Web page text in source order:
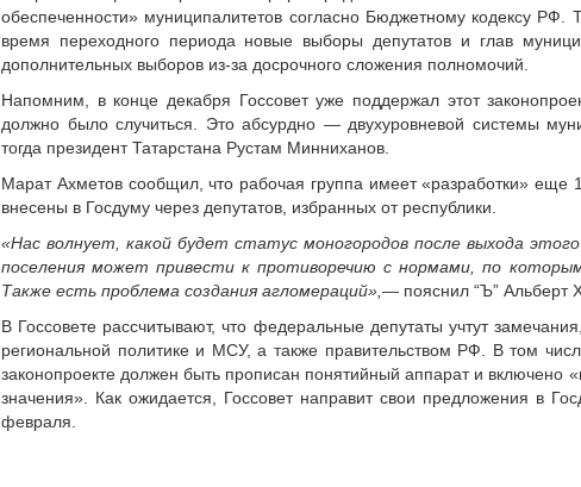
обеспеченности» муниципалитетов согласно Бюджетному кодексу РФ.
время переходного периода новые выборы депутатов и глав
дополнительных выборов из-за досрочного сложения полномочий.
Напомним, в конце декабря Госсовет уже поддержал этот
должно было случиться. Это абсурдно — двухуровневой системы
тогда президент Татарстана Рустам Минниханов.
Марат Ахметов сообщил, что рабочая группа имеет «разработки» еще
внесены в Госдуму через депутатов, избранных от республики.
«Нас волнует, какой будет статус моногородов после выхода
поселения может привести к противоречию с нормами, по
Также есть проблема создания агломераций», — пояснил “Ъ” Альберт
В Госсовете рассчитывают, что федеральные депутаты учтут
региональной политике и МСУ, а также правительством РФ. В том
законопроекте должен быть прописан понятийный аппарат и включено
значения». Как ожидается, Госсовет направит свои предложения в
февраля.